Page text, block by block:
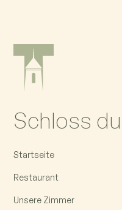
Schloss du
Startseite
Restaurant
Unsere Zimmer